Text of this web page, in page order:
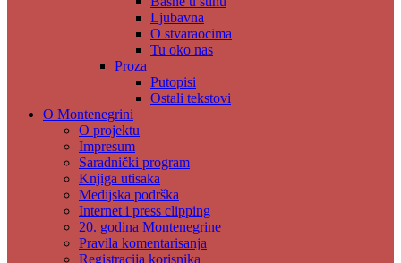
Ljubavna
O stvaraocima
Tu oko nas
Proza
Putopisi
Ostali tekstovi
O Montenegrini
O projektu
Impresum
Saradnički program
Knjiga utisaka
Medijska podrška
Internet i press clipping
20. godina Montenegrine
Pravila komentarisanja
Registracija korisnika